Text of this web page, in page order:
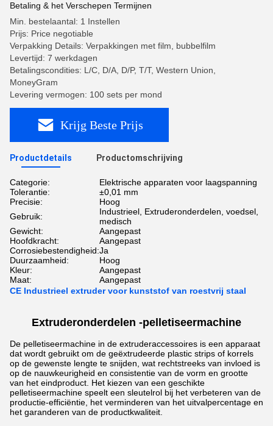
Betaling & het Verschepen Termijnen
Min. bestelaantal: 1 Instellen
Prijs: Price negotiable
Verpakking Details: Verpakkingen met film, bubbelfilm
Levertijd: 7 werkdagen
Betalingscondities: L/C, D/A, D/P, T/T, Western Union,
MoneyGram
Levering vermogen: 100 sets per mond
Krijg Beste Prijs
Productdetails Productomschrijving
Categorie:
Elektrische apparaten voor laagspanning
Tolerantie:
±0,01 mm
Precisie:
Hoog
Gebruik:
Industrieel, Extruderonderdelen, voedsel,
medisch
Gewicht:
Aangepast
Hoofdkracht:
Aangepast
Corrosiebestendigheid:Ja
Duurzaamheid:
Hoog
Kleur:
Aangepast
Maat:
Aangepast
CE Industrieel extruder voor kunststof van roestvrij staal
Extruderonderdelen -pelletiseermachine
De pelletiseermachine in de extruderaccessoires is een apparaat
dat wordt gebruikt om de geëxtrudeerde plastic strips of korrels
op de gewenste lengte te snijden, wat rechtstreeks van invloed is
op de nauwkeurigheid en consistentie van de vorm en grootte
van het eindproduct. Het kiezen van een geschikte
pelletiseermachine speelt een sleutelrol bij het verbeteren van de
productie-efficiëntie, het verminderen van het uitvalpercentage en
het garanderen van de productkwaliteit.